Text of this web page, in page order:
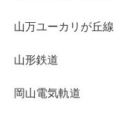
山万ユーカリが丘線
山形鉄道
岡山電気軌道